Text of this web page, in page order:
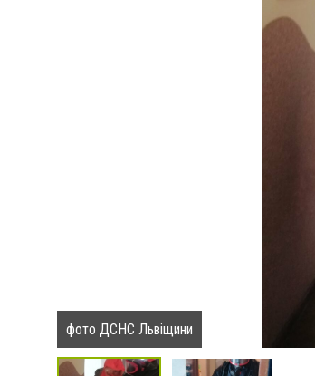
фото ДСНС Львіщини